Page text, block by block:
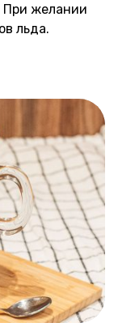
При желании
льда.